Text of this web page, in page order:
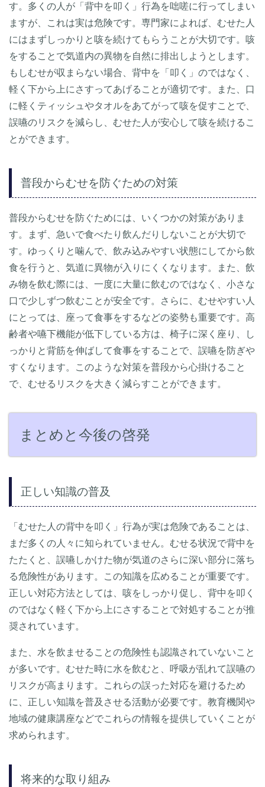
す。多くの人が「背中を叩く」行為を咄嗟に行ってしまい
ますが、これは実は危険です。専門家によれば、むせた人
にはまずしっかりと咳を続けてもらうことが大切です。咳
をすることで気道内の異物を自然に排出しようとします。
もしむせが収まらない場合、背中を「叩く」のではなく、
軽く下から上にさすってあげることが適切です。また、口
に軽くティッシュやタオルをあてがって咳を促すことで、
誤嚥のリスクを減らし、むせた人が安心して咳を続けるこ
とができます。
普段からむせを防ぐための対策
普段からむせを防ぐためには、いくつかの対策がありま
す。まず、急いで食べたり飲んだりしないことが大切で
す。ゆっくりと噛んで、飲み込みやすい状態にしてから飲
食を行うと、気道に異物が入りにくくなります。また、飲
み物を飲む際には、一度に大量に飲むのではなく、小さな
口で少しずつ飲むことが安全です。さらに、むせやすい人
にとっては、座って食事をするなどの姿勢も重要です。高
齢者や嚥下機能が低下している方は、椅子に深く座り、し
っかりと背筋を伸ばして食事をすることで、誤嚥を防ぎや
すくなります。このような対策を普段から心掛けること
で、むせるリスクを大きく減らすことができます。
まとめと今後の啓発
正しい知識の普及
「むせた人の背中を叩く」行為が実は危険であることは、
まだ多くの人々に知られていません。むせる状況で背中を
たたくと、誤嚥しかけた物が気道のさらに深い部分に落ち
る危険性があります。この知識を広めることが重要です。
正しい対応方法としては、咳をしっかり促し、背中を叩く
のではなく軽く下から上にさすることで対処することが推
奨されています。
また、水を飲ませることの危険性も認識されていないこと
が多いです。むせた時に水を飲むと、呼吸が乱れて誤嚥の
リスクが高まります。これらの誤った対応を避けるため
に、正しい知識を普及させる活動が必要です。教育機関や
地域の健康講座などでこれらの情報を提供していくことが
求められます。
将来的な取り組み